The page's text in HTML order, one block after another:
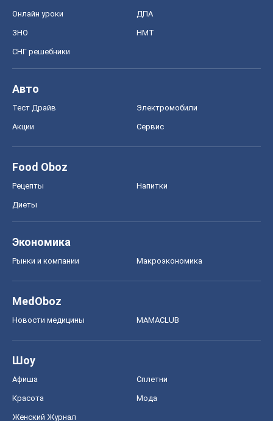
Онлайн уроки ДПА
ЗНО НМТ
СНГ решебники
Авто
Тест Драйв Электромобили
Акции Сервис
Food Oboz
Рецепты Напитки
Диеты
Экономика
Рынки и компании Mакроэкономика
MedOboz
Новости медицины MAMACLUB
Шоу
Афиша Сплетни
Красота Мода
Женский Журнал